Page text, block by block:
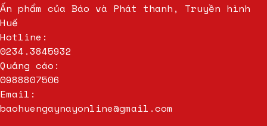
Đất Hòa Lạc giá rẻ
Website Chính Thức
Ấn phẩm của Báo và Phát thanh, Truyền hình
Huế
Hotline:
0234.3845932
Quảng cáo:
0988807506
Email:
baohuengaynayonline@gmail.com